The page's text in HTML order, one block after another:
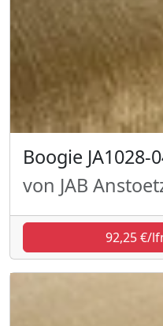
Boogie JA1028-
von JAB
92,25 €/